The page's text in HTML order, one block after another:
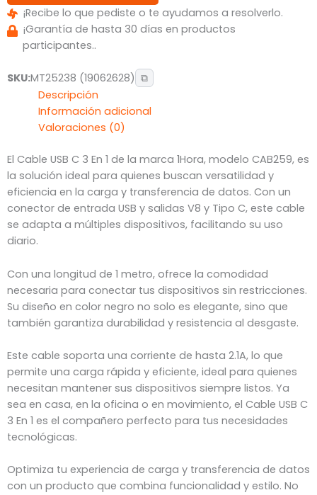
¡Recibe lo que pediste o te ayudamos a resolverlo.
¡Garantía de hasta 30 días en productos
participantes..
SKU:MT25238 (19062628) ⧉
Descripción
Información adicional
Valoraciones (0)
El Cable USB C 3 En 1 de la marca 1Hora, modelo CAB259, es
la solución ideal para quienes buscan versatilidad y
eficiencia en la carga y transferencia de datos. Con un
conector de entrada USB y salidas V8 y Tipo C, este cable
se adapta a múltiples dispositivos, facilitando su uso
diario.
Con una longitud de 1 metro, ofrece la comodidad
necesaria para conectar tus dispositivos sin restricciones.
Su diseño en color negro no solo es elegante, sino que
también garantiza durabilidad y resistencia al desgaste.
Este cable soporta una corriente de hasta 2.1A, lo que
permite una carga rápida y eficiente, ideal para quienes
necesitan mantener sus dispositivos siempre listos. Ya
sea en casa, en la oficina o en movimiento, el Cable USB C
3 En 1 es el compañero perfecto para tus necesidades
tecnológicas.
Optimiza tu experiencia de carga y transferencia de datos
con un producto que combina funcionalidad y estilo. No